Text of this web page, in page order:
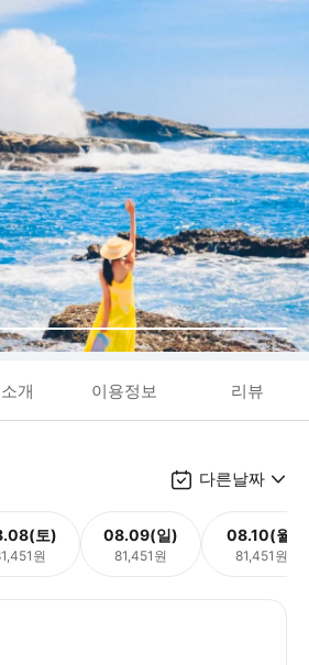
개 이용정보 리뷰
다른날짜
토)
원
08.09(일)
81,451원
08.10(월)
81,451원